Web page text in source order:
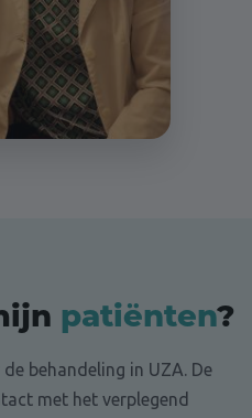
patiënten?
behandeling in UZA. De
met het verplegend